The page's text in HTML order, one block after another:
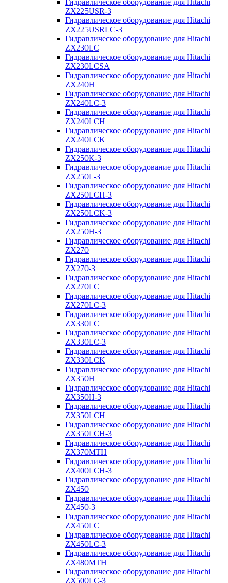
Гидравлическое оборудование для Hitachi
ZX225USR-3
Гидравлическое оборудование для Hitachi
ZX225USRLC-3
Гидравлическое оборудование для Hitachi
ZX230LC
Гидравлическое оборудование для Hitachi
ZX230LCSA
Гидравлическое оборудование для Hitachi
ZX240H
Гидравлическое оборудование для Hitachi
ZX240LC-3
Гидравлическое оборудование для Hitachi
ZX240LCH
Гидравлическое оборудование для Hitachi
ZX240LCK
Гидравлическое оборудование для Hitachi
ZX250K-3
Гидравлическое оборудование для Hitachi
ZX250L-3
Гидравлическое оборудование для Hitachi
ZX250LCH-3
Гидравлическое оборудование для Hitachi
ZX250LCK-3
Гидравлическое оборудование для Hitachi
ZX250Н-3
Гидравлическое оборудование для Hitachi
ZX270
Гидравлическое оборудование для Hitachi
ZX270-3
Гидравлическое оборудование для Hitachi
ZX270LC
Гидравлическое оборудование для Hitachi
ZX270LC-3
Гидравлическое оборудование для Hitachi
ZX330LC
Гидравлическое оборудование для Hitachi
ZX330LC-3
Гидравлическое оборудование для Hitachi
ZX330LCK
Гидравлическое оборудование для Hitachi
ZX350H
Гидравлическое оборудование для Hitachi
ZX350H-3
Гидравлическое оборудование для Hitachi
ZX350LCH
Гидравлическое оборудование для Hitachi
ZX350LCH-3
Гидравлическое оборудование для Hitachi
ZX370MTH
Гидравлическое оборудование для Hitachi
ZX400LCH-3
Гидравлическое оборудование для Hitachi
ZX450
Гидравлическое оборудование для Hitachi
ZX450-3
Гидравлическое оборудование для Hitachi
ZX450LC
Гидравлическое оборудование для Hitachi
ZX450LC-3
Гидравлическое оборудование для Hitachi
ZX480MTH
Гидравлическое оборудование для Hitachi
ZX500LC-3